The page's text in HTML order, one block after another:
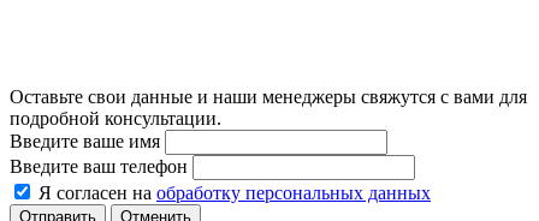
Оставьте свои данные и наши менеджеры свяжутся с вами для
подробной консультации.
Введите ваше имя
Введите ваш телефон
Я согласен на обработку персональных данных
Отменить